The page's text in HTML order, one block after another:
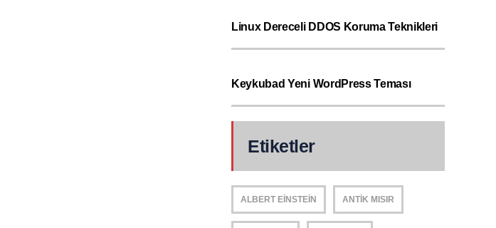
Linux Dereceli DDOS Koruma Teknikleri
Keykubad Yeni WordPress Teması
Etiketler
ALBERT EINSTEIN ANTIK MISIR